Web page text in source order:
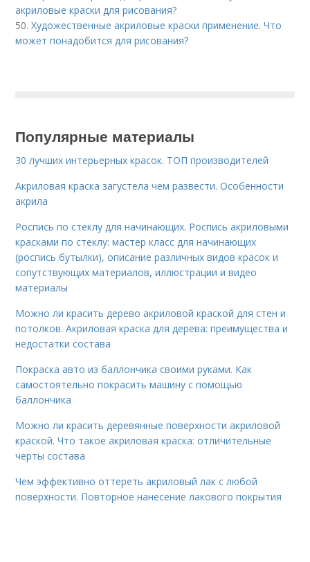
акриловые краски для рисования?
50.Художественные акриловые краски применение. Что
может понадобится для рисования?
Популярные материалы
30 лучших интерьерных красок. ТОП производителей
Акриловая краска загустела чем развести. Особенности
акрила
Роспись по стеклу для начинающих. Роспись акриловыми
красками по стеклу: мастер класс для начинающих
(роспись бутылки), описание различных видов красок и
сопутствующих материалов, иллюстрации и видео
материалы
Можно ли красить дерево акриловой краской для стен и
потолков. Акриловая краска для дерева: преимущества и
недостатки состава
Покраска авто из баллончика своими руками. Как
самостоятельно покрасить машину с помощью
баллончика
Можно ли красить деревянные поверхности акриловой
краской. Что такое акриловая краска: отличительные
черты состава
Чем эффективно оттереть акриловый лак с любой
поверхности. Повторное нанесение лакового покрытия